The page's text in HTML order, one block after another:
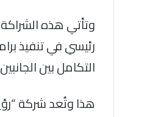
وتأتي هذه
رئيسي في تنفيذ
التكامل بين
هذا وتُعد شركة